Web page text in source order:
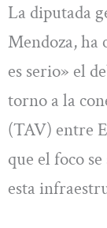
La diputada
Mendoza, ha
es serio» el
torno a la
(TAV) entre
que el foco
esta